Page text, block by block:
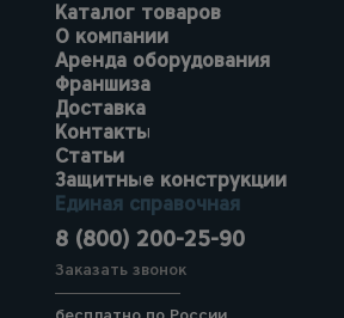
Каталог товаров
О компании
Аренда оборудования
Франшиза
Доставка
Контакты
Статьи
Защитные конструкции
Единая справочная
8 (800) 200-25-90
Заказать звонок